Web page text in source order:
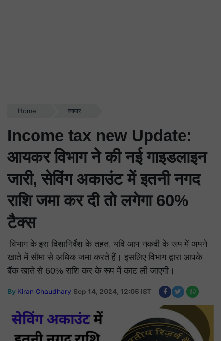
Home व्यापार
Income tax new Update:
आयकर विभाग ने की नई गाइडलाइन
जारी, सेविंग अकाउंट में इतनी नगद
राशि जमा कर दी तो लगेगा 60%
टैक्स
विभाग के इस दिशानिर्देश के तहत, यदि आप नकदी के रूप में अपने
खाते में सीमा से अधिक जमा करते हैं। इसलिए विभाग द्वारा आपके
बैंक खाते से 60% राशि कर के रूप में काट ली जाएगी।
By Kiran Chaudhary Sep 14, 2024, 12:05 IST